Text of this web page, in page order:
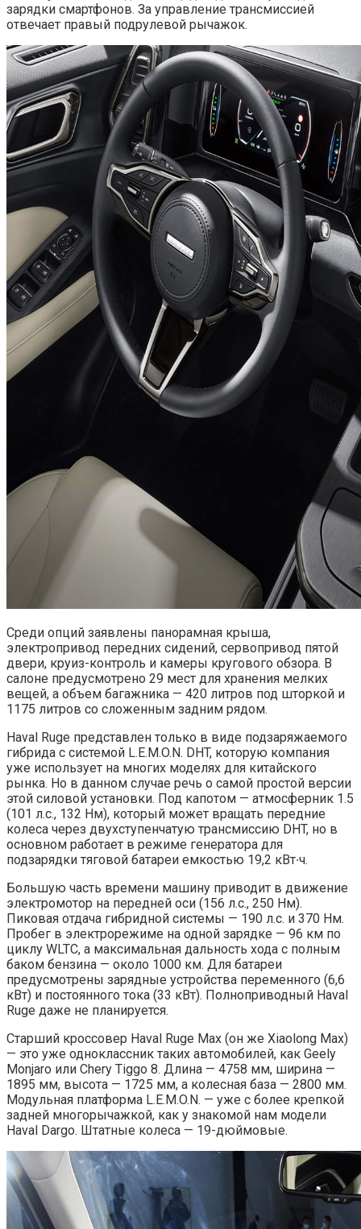
зарядки смартфонов. За управление трансмиссией
отвечает правый подрулевой рычажок.
Среди опций заявлены панорамная крыша,
электропривод передних сидений, сервопривод пятой
двери, круиз-контроль и камеры кругового обзора. В
салоне предусмотрено 29 мест для хранения мелких
вещей, а объем багажника — 420 литров под шторкой и
1175 литров со сложенным задним рядом.
Haval Ruge представлен только в виде подзаряжаемого
гибрида с системой L.E.M.O.N. DHT, которую компания
уже использует на многих моделях для китайского
рынка. Но в данном случае речь о самой простой версии
этой силовой установки. Под капотом — атмосферник 1.5
(101 л.с., 132 Нм), который может вращать передние
колеса через двухступенчатую трансмиссию DHT, но в
основном работает в режиме генератора для
подзарядки тяговой батареи емкостью 19,2 кВт∙ч.
Большую часть времени машину приводит в движение
электромотор на передней оси (156 л.с., 250 Нм).
Пиковая отдача гибридной системы — 190 л.с. и 370 Нм.
Пробег в электрорежиме на одной зарядке — 96 км по
циклу WLTC, а максимальная дальность хода с полным
баком бензина — около 1000 км. Для батареи
предусмотрены зарядные устройства переменного (6,6
кВт) и постоянного тока (33 кВт). Полноприводный Haval
Ruge даже не планируется.
Старший кроссовер Haval Ruge Max (он же Xiaolong Max)
— это уже одноклассник таких автомобилей, как Geely
Monjaro или Chery Tiggo 8. Длина — 4758 мм, ширина —
1895 мм, высота — 1725 мм, а колесная база — 2800 мм.
Модульная платформа L.E.M.O.N. — уже с более крепкой
задней многорычажкой, как у знакомой нам модели
Haval Dargo. Штатные колеса — 19-дюймовые.